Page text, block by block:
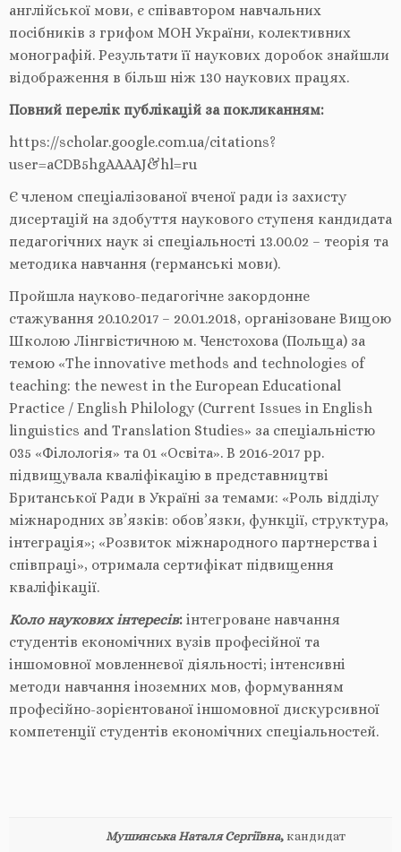
англійської мови, є співавтором навчальних
посібників з грифом МОН України, колективних
монографій. Результати її наукових доробок знайшли
відображення в більш ніж 130 наукових працях.
Повний перелік публікацій за покликанням:
https://scholar.google.com.ua/citations?
user=aCDB5hgAAAAJ&hl=ru
Є членом спеціалізованої вченої ради із захисту
дисертацій на здобуття наукового ступеня кандидата
педагогічних наук зі спеціальності 13.00.02 – теорія та
методика навчання (германські мови).
Пройшла науково-педагогічне закордонне
стажування 20.10.2017 – 20.01.2018, організоване Вищою
Школою Лінгвістичною м. Ченстохова (Польща) за
темою «The innovative methods and technologies of
teaching: the newest in the European Educational
Practice / English Philology (Current Issues in English
linguistics and Translation Studies» за спеціальністю
035 «Філологія» та 01 «Освіта». В 2016-2017 рр.
підвищувала кваліфікацію в представництві
Британської Ради в Україні за темами: «Роль відділу
міжнародних зв’язків: обов’язки, функції, структура,
інтеграція»; «Розвиток міжнародного партнерства і
співпраці», отримала сертифікат підвищення
кваліфікації.
Коло наукових інтересів: інтегроване навчання
студентів економічних вузів професійної та
іншомовної мовленнєвої діяльності; інтенсивні
методи навчання іноземних мов, формуванням
професійно-зорієнтованої іншомовної дискурсивної
компетенції студентів економічних спеціальностей.
Мушинська Наталя Сергіївна, кандидат